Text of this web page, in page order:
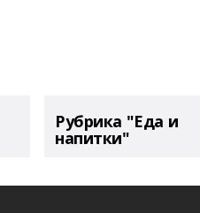
Рубрика "Еда и
напитки"